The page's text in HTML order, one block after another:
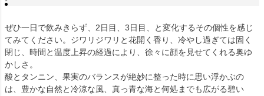
ぜひ一日で飲みきらず、2日目、3日目、と変化するその個性を感じ
てみてください。ジワリジワリと花開く香り、冷やし過ぎては固く
閉じ、時間と温度上昇の経過により、徐々に顔を見せてくれる奥ゆ
かしさ。
酸とタンニン、果実のバランスが絶妙に整った時に思い浮かぶの
は、豊かな自然と冷涼な風、真っ青な海と何処までも広がる碧い